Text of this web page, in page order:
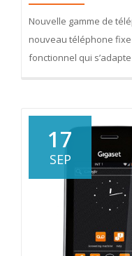
Nouvelle gamme de
nouveau téléphone
fonctionnel qui
17
SEP